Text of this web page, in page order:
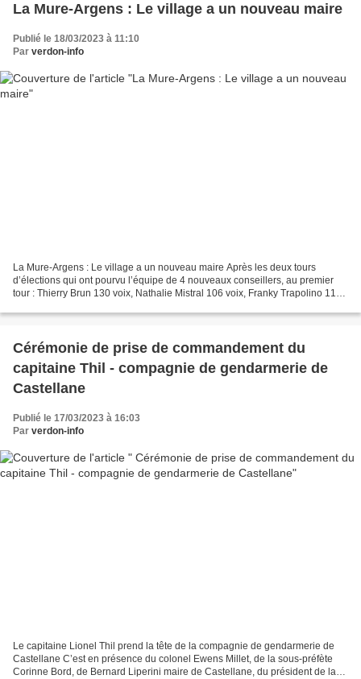
La Mure-Argens : Le village a un nouveau maire
Publié le 18/03/2023 à 11:10
Par verdon-info
La Mure-Argens : Le village a un nouveau maire Après les deux tours
d’élections qui ont pourvu l’équipe de 4 nouveaux conseillers, au premier
tour : Thierry Brun 130 voix, Nathalie Mistral 106 voix, Franky Trapolino 113
Cérémonie de prise de commandement du
capitaine Thil - compagnie de gendarmerie de
Castellane
Publié le 17/03/2023 à 16:03
Par verdon-info
Le capitaine Lionel Thil prend la tête de la compagnie de gendarmerie de
Castellane C’est en présence du colonel Ewens Millet, de la sous-préfète
Corinne Bord, de Bernard Liperini maire de Castellane, du président de la